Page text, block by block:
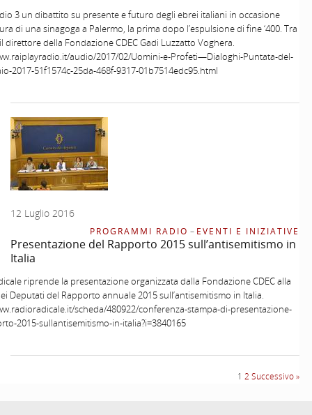
3 un dibattito su presente e futuro degli ebrei italiani in occasione
di una sinagoga a Palermo, la prima dopo l’espulsione di fine ‘400. Tra
direttore della Fondazione CDEC Gadi Luzzatto Voghera.
audio/2017/02/Uomini-e-Profeti—Dialoghi-Puntata-del-
2017-51f1574c-25da-468f-9317-01b7514edc95.html
12 Luglio 2016
PROGRAMMI RADIO – EVENTI E INIZIATIVE
Presentazione del Rapporto 2015 sull’antisemitismo in
Italia
riprende la presentazione organizzata dalla Fondazione CDEC alla
Deputati del Rapporto annuale 2015 sull’antisemitismo in Italia.
scheda/480922/conferenza-stampa-di-presentazione-
2015-sullantisemitismo-in-italia?i=3840165
1 2 Successivo »